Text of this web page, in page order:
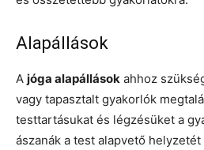
Alapállások
A jóga alapállások ahhoz
vagy tapasztalt gyakorlók
testtartásukat és légzésüket a
ászanák a test alapvető